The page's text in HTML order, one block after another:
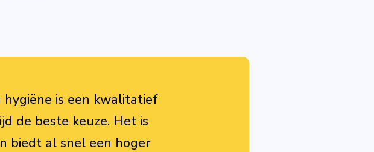
is een kwalitatief
de beste keuze. Het is
biedt al snel een hoger